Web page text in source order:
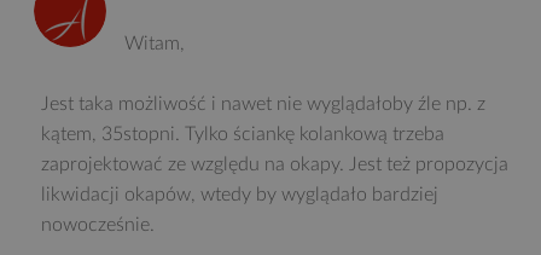
Witam,
Jest taka możliwość i nawet nie wyglądałoby źle np. z
kątem, 35stopni. Tylko ściankę kolankową trzeba
zaprojektować ze względu na okapy. Jest też propozycja
likwidacji okapów, wtedy by wyglądało bardziej
nowocześnie.